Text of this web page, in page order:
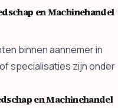
en Machinehandel
binnen aannemer in
specialisaties zijn onder
en Machinehandel